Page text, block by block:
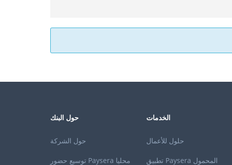
حول البنك
حول الشركة
توسيع حضور Paysera محليا
الخدمات
حلول للأعمال
تطبيق Paysera المحمول